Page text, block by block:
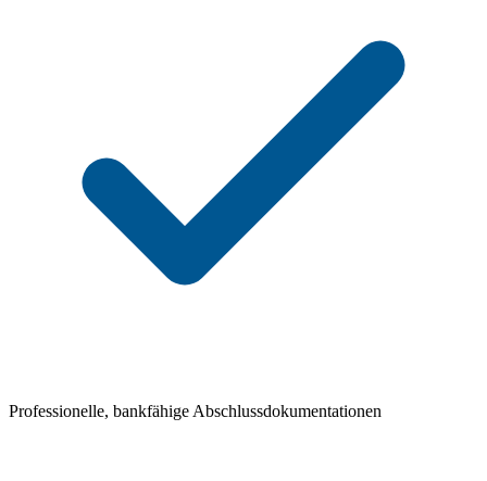
Professionelle, bankfähige Abschlussdokumentationen